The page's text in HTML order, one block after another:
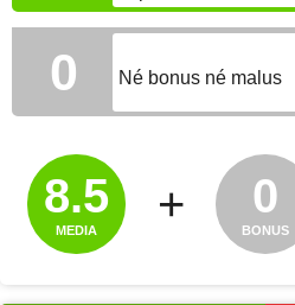
0 Né bonus né malus
8.5
MEDIA
+ 0
BONUS